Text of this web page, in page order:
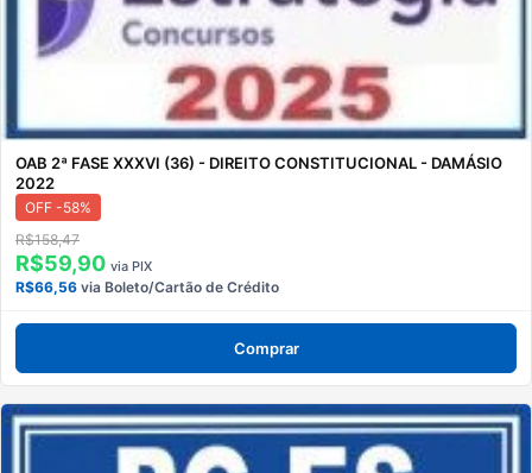
OAB 2ª FASE XXXVI (36) - DIREITO CONSTITUCIONAL - DAMÁSIO
2022
OFF -58%
R$158,47
R$59,90 via PIX
R$66,56 via Boleto/Cartão de Crédito
Comprar